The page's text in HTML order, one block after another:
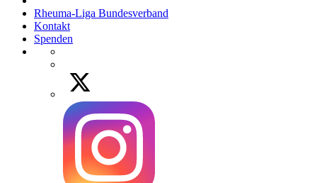
Rheuma-Liga Bundesverband
Kontakt
Spenden